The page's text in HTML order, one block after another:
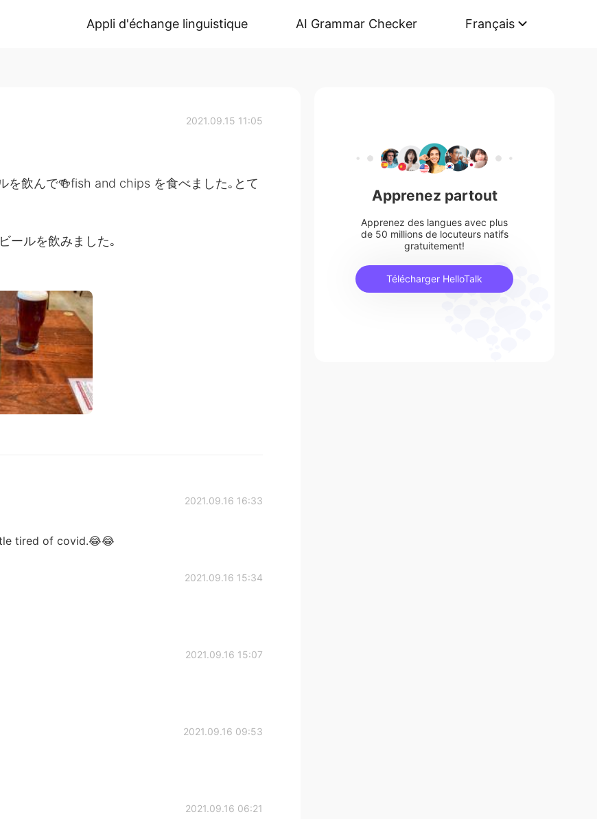
Appli d'échange linguistique AI Grammar Checker Français
2021.09.15 11:05
を飲んで🍻fish and chips を食べました｡とて
ールを飲みました｡
2021.09.16 16:33
tired of covid.😂😂
2021.09.16 15:34
2021.09.16 15:07
2021.09.16 09:53
2021.09.16 06:21
Apprenez partout
Apprenez des langues avec plus
de 50 millions de locuteurs natifs
gratuitement!
Télécharger HelloTalk